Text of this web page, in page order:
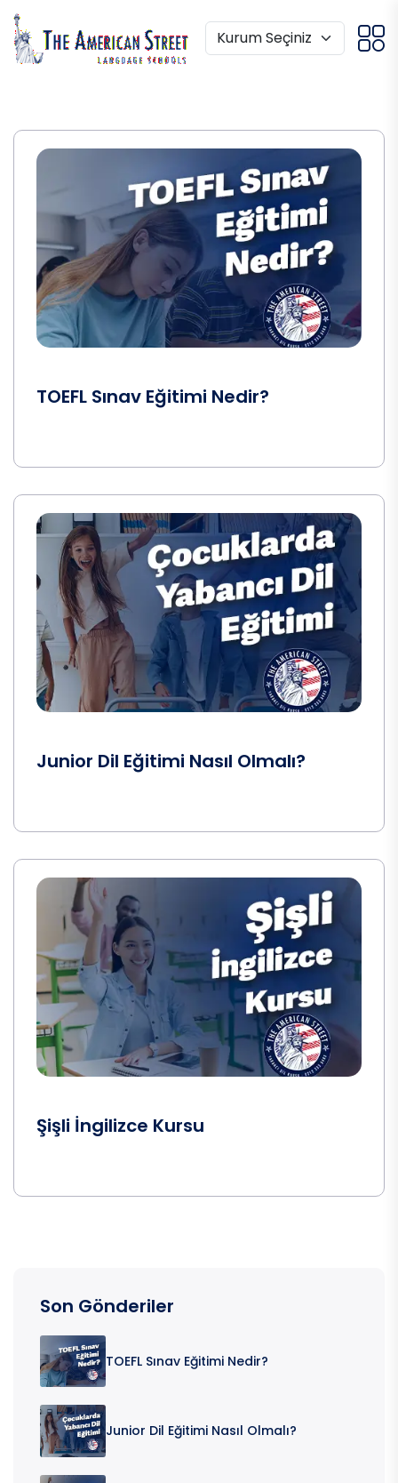
TOEFL Sınav Eğitimi Nedir?
Junior Dil Eğitimi Nasıl Olmalı?
Şişli İngilizce Kursu
Son Gönderiler
TOEFL Sınav Eğitimi Nedir?
Junior Dil Eğitimi Nasıl Olmalı?